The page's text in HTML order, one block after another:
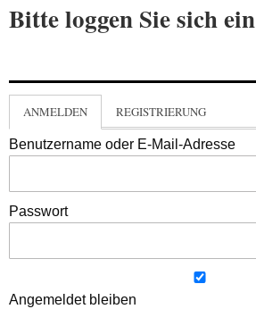
Bitte loggen Sie sich ein
ANMELDEN REGISTRIERUNG
Benutzername oder E-Mail-Adresse
Passwort
Angemeldet bleiben